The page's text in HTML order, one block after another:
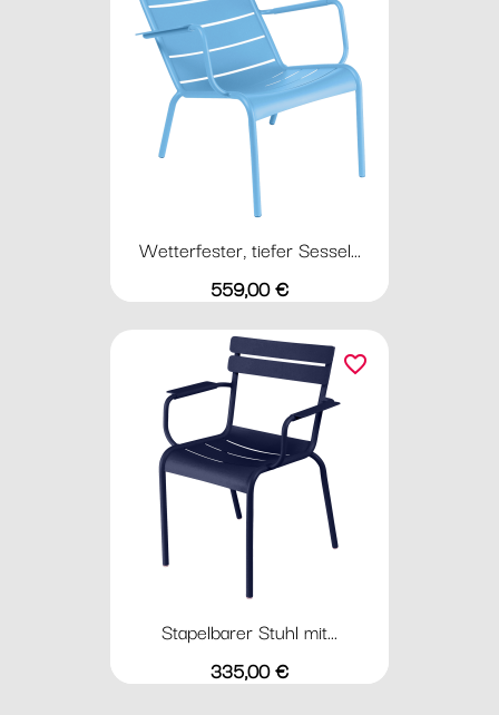
Wetterfester, tiefer Sessel...
Preis
559,00 €
Stapelbarer Stuhl mit...
Preis
335,00 €
favorite_border